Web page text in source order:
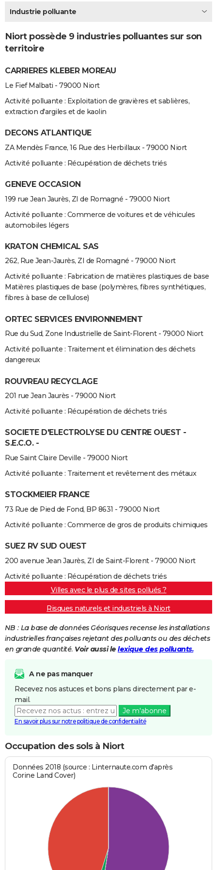
Destinations
City break
Voyage nature
Voyage de noces
Forum
Climat
+PHOTO
GUIDES D'ACHAT
BONS PLANS
CARTE DE VOEUX
Carte de Noël
Carte Bonne année
Carte Saint-Valentin
Carte Pâques
Carte d'anniversaire
DICTIONNAIRE
Dictionnaire
Biographies
Citations
Expressions
Proverbes
PROGRAMME TV
COPAINS D'AVANT
S'inscrire
Se connecter
Lycées
Collèges
Primaires
Universités
Entreprises
Service militaire
Avis de recherche
AVIS DE DÉCÈS
Bricolage
Lifestyle
Culture
Sport
Auto
Television
Voyage
Cinema
Industrie polluante
Niort possède 9 industries polluantes sur son
territoire
CARRIERES KLEBER MOREAU
Le Fief Malbati - 79000 Niort
Activité polluante : Exploitation de gravières et sablières,
extraction d'argiles et de kaolin
DECONS ATLANTIQUE
ZA Mendès France, 16 Rue des Herbillaux - 79000 Niort
Activité polluante : Récupération de déchets triés
GENEVE OCCASION
199 rue Jean Jaurès, ZI de Romagné - 79000 Niort
Activité polluante : Commerce de voitures et de véhicules
automobiles légers
KRATON CHEMICAL SAS
262, Rue Jean-Jaurès, ZI de Romagné - 79000 Niort
Activité polluante : Fabrication de matières plastiques de base
Matières plastiques de base (polymères, fibres synthétiques,
fibres à base de cellulose)
ORTEC SERVICES ENVIRONNEMENT
Rue du Sud, Zone Industrielle de Saint-Florent - 79000 Niort
Activité polluante : Traitement et élimination des déchets
dangereux
ROUVREAU RECYCLAGE
201 rue Jean Jaurès - 79000 Niort
Activité polluante : Récupération de déchets triés
SOCIETE D'ELECTROLYSE DU CENTRE OUEST -
S.E.C.O. -
Rue Saint Claire Deville - 79000 Niort
Activité polluante : Traitement et revêtement des métaux
STOCKMEIER FRANCE
73 Rue de Pied de Fond, BP 8631 - 79000 Niort
Activité polluante : Commerce de gros de produits chimiques
SUEZ RV SUD OUEST
200 avenue Jean Jaurès, ZI de Saint-Florent - 79000 Niort
Activité polluante : Récupération de déchets triés
Villes avec le plus de sites pollués ?
Risques naturels et industriels à Niort
NB : La base de données Géorisques recense les installations
industrielles françaises rejetant des polluants ou des déchets
en grande quantité. Voir aussi le lexique des polluants.
A ne pas manquer
Recevez nos astuces et bons plans directement par e-
mail.
Je m'abonne
En savoir plus sur notre politique de confidentialité
Occupation des sols à Niort
Données 2018 (source : Linternaute.com d'après
Corine Land Cover)